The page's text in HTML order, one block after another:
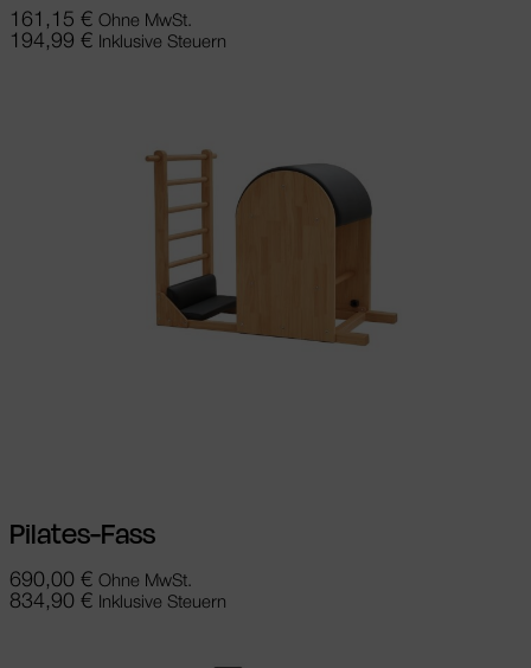
161,15 € Ohne MwSt.
194,99 € Inklusive Steuern
Pilates-Fass
690,00 € Ohne MwSt.
834,90 € Inklusive Steuern